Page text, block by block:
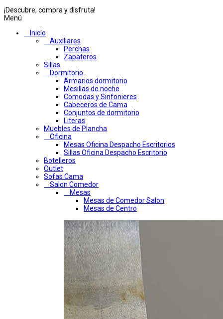
¡Descubre, compra y disfruta!
Menú
Inicio
Auxiliares
Perchas
Zapateros
Sillas
Dormitorio
Armarios dormitorio
Mesillas de noche
Comodas y Sinfonieres
Cabeceros de Cama
Conjuntos de dormitorio
Literas
Muebles de Plancha
Oficina
Mesas Oficina Despacho Escritorios
Sillas Oficina Despacho Escritorio
Botelleros
Outlet
Sofas Cama
Salon Comedor
Mesas
Mesas de Comedor Salon
Mesas de Centro